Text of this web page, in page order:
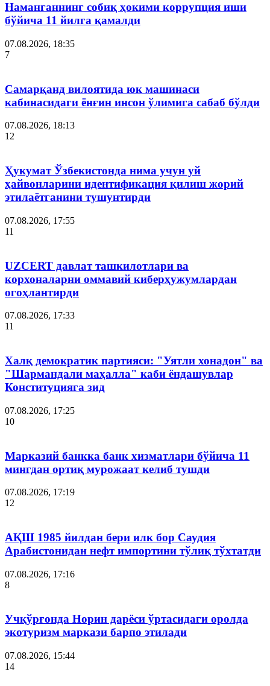
Наманганнинг собиқ ҳокими коррупция иши
бўйича 11 йилга қамалди
07.08.2026, 18:35
7
Самарқанд вилоятида юк машинаси
кабинасидаги ёнғин инсон ўлимига сабаб бўлди
07.08.2026, 18:13
12
Ҳукумат Ўзбекистонда нима учун уй
ҳайвонларини идентификация қилиш жорий
этилаётганини тушунтирди
07.08.2026, 17:55
11
UZCERT давлат ташкилотлари ва
корхоналарни оммавий киберҳужумлардан
огоҳлантирди
07.08.2026, 17:33
11
Халқ демократик партияси: "Уятли хонадон" ва
"Шармандали маҳалла" каби ёндашувлар
Конституцияга зид
07.08.2026, 17:25
10
Марказий банкка банк хизматлари бўйича 11
мингдан ортиқ мурожаат келиб тушди
07.08.2026, 17:19
12
АҚШ 1985 йилдан бери илк бор Саудия
Арабистонидан нефт импортини тўлиқ тўхтатди
07.08.2026, 17:16
8
Учқўрғонда Норин дарёси ўртасидаги оролда
экотуризм маркази барпо этилади
07.08.2026, 15:44
14